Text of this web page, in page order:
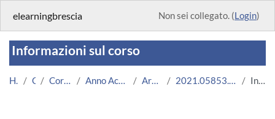
elearningbrescia Non sei collegato. (Login)
Informazioni sul corso
Home Corsi Corsi Istituzionali Anno Accademico 2021/2022 Area Ingegneria 2021.05853.2016.99.A000635.N0_5646 Introduzione